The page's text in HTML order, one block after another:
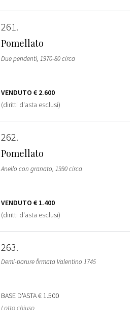
261
Pomellato
Due pendenti, 1970-80 circa
VENDUTO € 2.600
(diritti d'asta esclusi)
262
Pomellato
Anello con granato, 1990 circa
VENDUTO € 1.400
(diritti d'asta esclusi)
263
Demi-parure firmata Valentino 1745
BASE D'ASTA€ 1.500
Lotto chiuso